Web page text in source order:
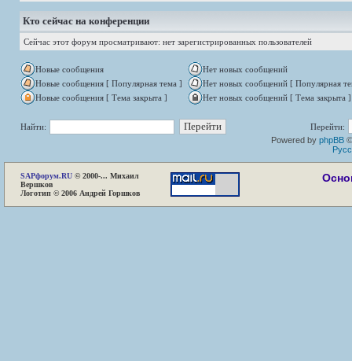
Кто сейчас на конференции
Сейчас этот форум просматривают: нет зарегистрированных пользователей
Новые сообщения
Нет новых сообщений
Новые сообщения [ Популярная тема ]
Нет новых сообщений [ Популярная
Новые сообщения [ Тема закрыта ]
Нет новых сообщений [ Тема закрыта ]
Найти:
Перейти:
Powered by phpBB
SAPфорум.RU © 2000-... Михаил
Вершков
Логотип © 2006 Андрей Горшков